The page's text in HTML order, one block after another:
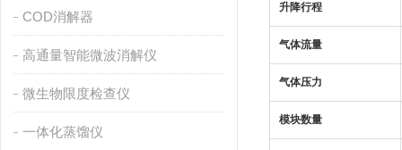
COD消解器
高通量智能微波消解仪
微生物限度检查仪
一体化蒸馏仪
升降行程
气体流量
气体压力
模块数量